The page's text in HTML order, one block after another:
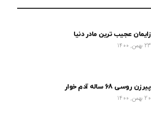
زایمان عجیب ترین مادر دنیا
23 بهمن, 1400
پیرزن روسی 68 ساله آدم خوار
20 بهمن, 1400